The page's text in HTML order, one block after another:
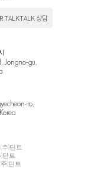
TALKTALK 상담
Jongno-gu,
ro,
주)딘트
딘트
)딘트